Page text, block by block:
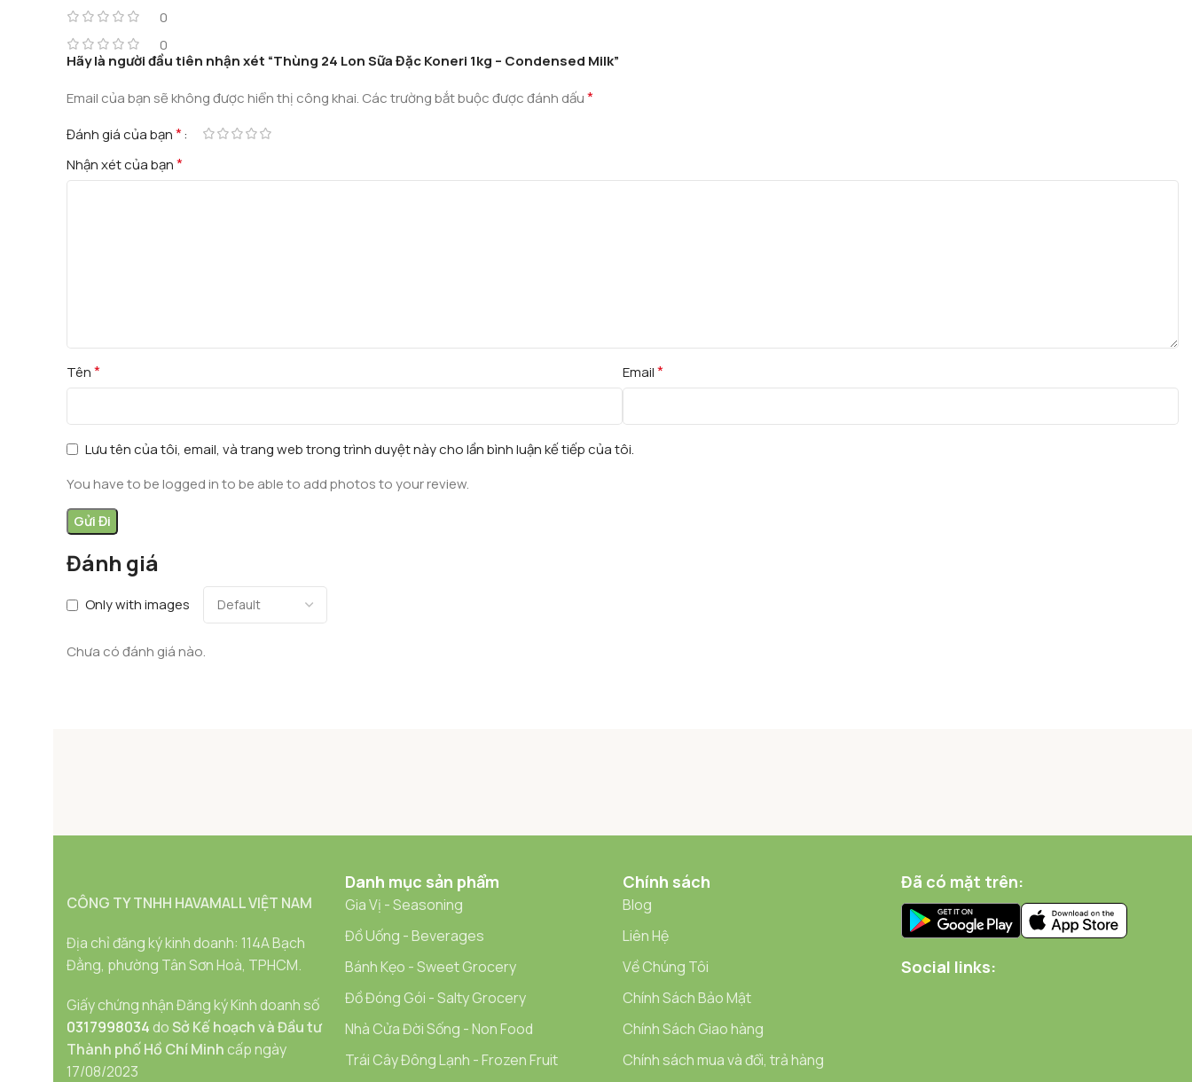
0
0
Đánh giá
Only with images
Chưa có đánh giá nào.
Hãy là người đầu tiên nhận xét “Thùng 24 Lon Sữa Đặc Koneri 1kg – Condensed Milk”
Email của bạn sẽ không được hiển thị công khai. Các trường bắt buộc được đánh dấu*
Đánh giá của bạn*
Nhận xét của bạn*
Tên* Email*
Lưu tên của tôi, email, và trang web trong trình duyệt này cho lần bình luận kế tiếp của tôi.
You have to be logged in to be able to add photos to your review.
CÔNG TY TNHH HAVAMALL VIỆT NAM
Địa chỉ đăng ký kinh doanh: 114A Bạch
Đằng, phường Tân Sơn Hoà, TPHCM.
Giấy chứng nhận Đăng ký Kinh doanh số
0317998034 doSở Kế hoạch và Đầu tư
Thành phố Hồ Chí Minh cấp ngày
17/08/2023
Danh mục sản phẩm
Gia Vị - Seasoning
Đồ Uống - Beverages
Bánh Kẹo - Sweet Grocery
Đồ Đóng Gói - Salty Grocery
Nhà Cửa Đời Sống - Non Food
Trái Cây Đông Lạnh - Frozen Fruit
Chính sách
Blog
Liên Hệ
Về Chúng Tôi
Chính Sách Bảo Mật
Chính Sách Giao hàng
Chính sách mua và đổi, trả hàng
Đã có mặt trên:
Social links: